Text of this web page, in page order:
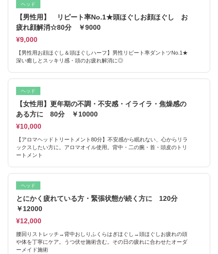
ヘッド
【男性用】 リピート率No.1★頭ほぐしお顔ほぐし お
疲れ顔解消☆80分 ￥9000
¥9,000
【男性用お顔ほぐし＆頭ほぐしハーフ】男性リピート率ダントツNo.1★
深い癒しとスッキリ感・頭のお疲れ解消に◎
ヘッド
【女性用】更年期の不調・不安感・イライラ・焦燥感の
ある方に 80分 ￥10000
¥10,000
【アロマヘッドトリートメント80分】不安感から眠れない、心からリラ
ックスしたい方に。アロマオイル使用。背中・二の腕・首・頭皮のトリ
ートメント
ヘッド
とにかく疲れている方・緊張状態が続く方に 120分
￥12000
¥12,000
腰回りストレッチ→背中おしりふくらはぎほぐし→頭ほぐしお疲れの頭
や体を丁寧にケア。うつ伏せ施術含む。その日の疲れに合わせたオーダ
ーメイド施術